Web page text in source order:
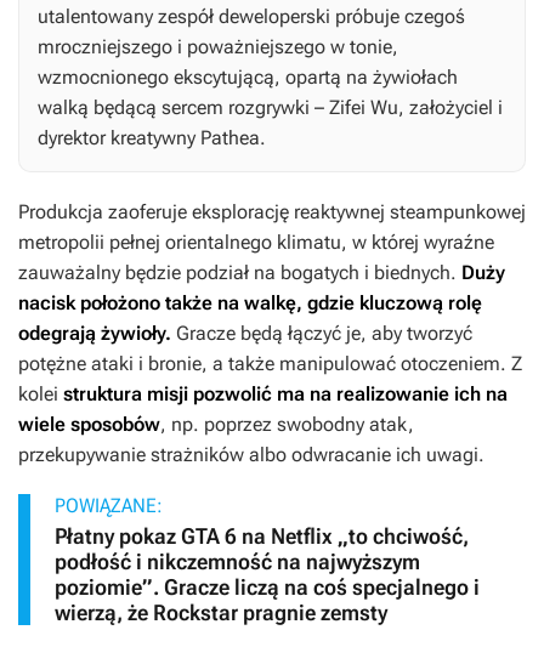
utalentowany zespół deweloperski próbuje czegoś
mroczniejszego i poważniejszego w tonie,
wzmocnionego ekscytującą, opartą na żywiołach
walką będącą sercem rozgrywki – Zifei Wu, założyciel i
dyrektor kreatywny Pathea.
Produkcja zaoferuje eksplorację reaktywnej steampunkowej
metropolii pełnej orientalnego klimatu, w której wyraźne
zauważalny będzie podział na bogatych i biednych. Duży
nacisk położono także na walkę, gdzie kluczową rolę
odegrają żywioły. Gracze będą łączyć je, aby tworzyć
potężne ataki i bronie, a także manipulować otoczeniem. Z
kolei struktura misji pozwolić ma na realizowanie ich na
wiele sposobów, np. poprzez swobodny atak,
przekupywanie strażników albo odwracanie ich uwagi.
POWIĄZANE:
Płatny pokaz GTA 6 na Netflix „to chciwość,
podłość i nikczemność na najwyższym
poziomie”. Gracze liczą na coś specjalnego i
wierzą, że Rockstar pragnie zemsty